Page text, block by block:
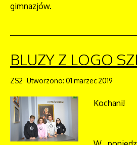
gimnazjów.
BLUZY Z LOGO
ZS2 Utworzono: 01 marzec 2019
Kochani!